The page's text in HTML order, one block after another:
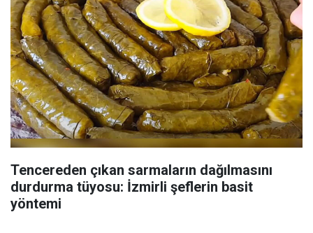
Tencereden çıkan sarmaların dağılmasını
durdurma tüyosu: İzmirli şeflerin basit
yöntemi